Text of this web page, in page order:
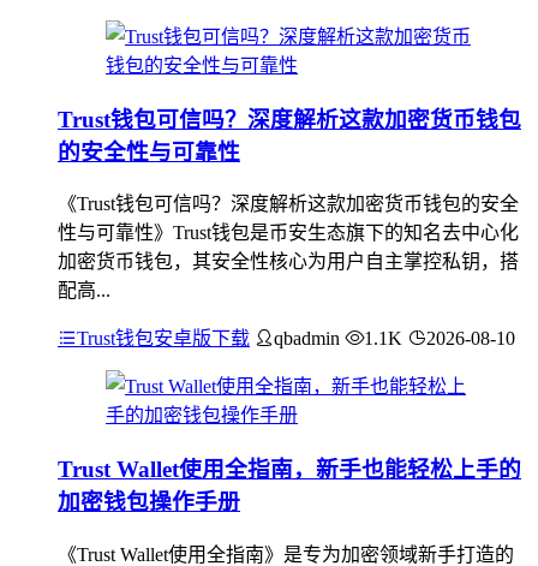
Trust钱包可信吗？深度解析这款加密货币钱包
的安全性与可靠性
《Trust钱包可信吗？深度解析这款加密货币钱包的安全
性与可靠性》Trust钱包是币安生态旗下的知名去中心化
加密货币钱包，其安全性核心为用户自主掌控私钥，搭
配高...
Trust钱包安卓版下载 qbadmin 1.1K 2026-08-10
Trust Wallet使用全指南，新手也能轻松上手的
加密钱包操作手册
《Trust Wallet使用全指南》是专为加密领域新手打造的